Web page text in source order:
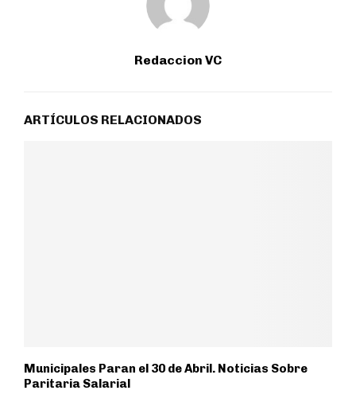
Redaccion VC
ARTÍCULOS RELACIONADOS
Municipales Paran el 30 de Abril. Noticias Sobre
Paritaria Salarial